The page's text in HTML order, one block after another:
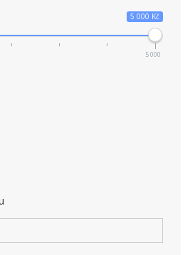
5 000 Kč
5 000